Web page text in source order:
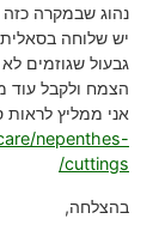
נהוג שבמקרה כזה
יש שלוחה
גבעול שגוזמים
הצמח ולקבל עוד
אני ממליץ לראות
nepenthes-
cuttings/
בהצלחה,